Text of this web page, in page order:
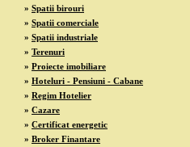
» Spatii birouri
» Spatii comerciale
» Spatii industriale
» Terenuri
» Proiecte imobiliare
» Hoteluri - Pensiuni - Cabane
» Regim Hotelier
» Cazare
» Certificat energetic
» Broker Finantare